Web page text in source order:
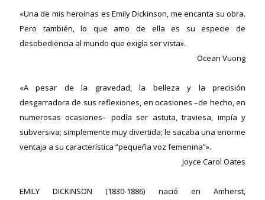
«Una de mis heroínas es Emily Dickinson, me encanta su obra.
Pero también, lo que amo de ella es su especie de
desobediencia al mundo que exigía ser vista».
Ocean Vuong
«A pesar de la gravedad, la belleza y la precisión
desgarradora de sus reflexiones, en ocasiones –de hecho, en
numerosas ocasiones– podía ser astuta, traviesa, impía y
subversiva; simplemente muy divertida; le sacaba una enorme
ventaja a su característica “pequeña voz femenina”».
Joyce Carol Oates
EMILY DICKINSON (1830-1886) nació en Amherst,